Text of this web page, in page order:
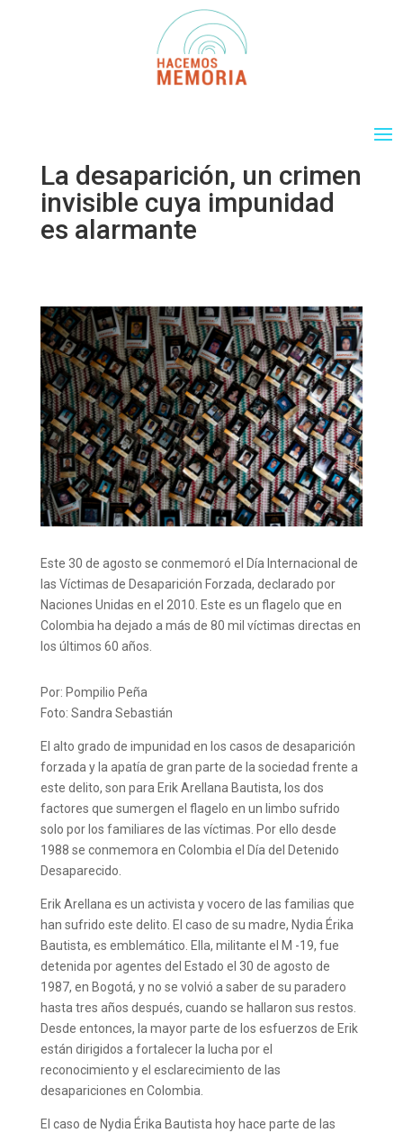
La desaparición, un crimen
invisible cuya impunidad
es alarmante
Este 30 de agosto se conmemoró el Día Internacional de
las Víctimas de Desaparición Forzada, declarado por
Naciones Unidas en el 2010. Este es un flagelo que en
Colombia ha dejado a más de 80 mil víctimas directas en
los últimos 60 años.
Por: Pompilio Peña
Foto: Sandra Sebastián
El alto grado de impunidad en los casos de desaparición
forzada y la apatía de gran parte de la sociedad frente a
este delito, son para Erik Arellana Bautista, los dos
factores que sumergen el flagelo en un limbo sufrido
solo por los familiares de las víctimas. Por ello desde
1988 se conmemora en Colombia el Día del Detenido
Desaparecido.
Erik Arellana es un activista y vocero de las familias que
han sufrido este delito. El caso de su madre, Nydia Érika
Bautista, es emblemático. Ella, militante el M -19, fue
detenida por agentes del Estado el 30 de agosto de
1987, en Bogotá, y no se volvió a saber de su paradero
hasta tres años después, cuando se hallaron sus restos.
Desde entonces, la mayor parte de los esfuerzos de Erik
están dirigidos a fortalecer la lucha por el
reconocimiento y el esclarecimiento de las
desapariciones en Colombia.
El caso de Nydia Érika Bautista hoy hace parte de las